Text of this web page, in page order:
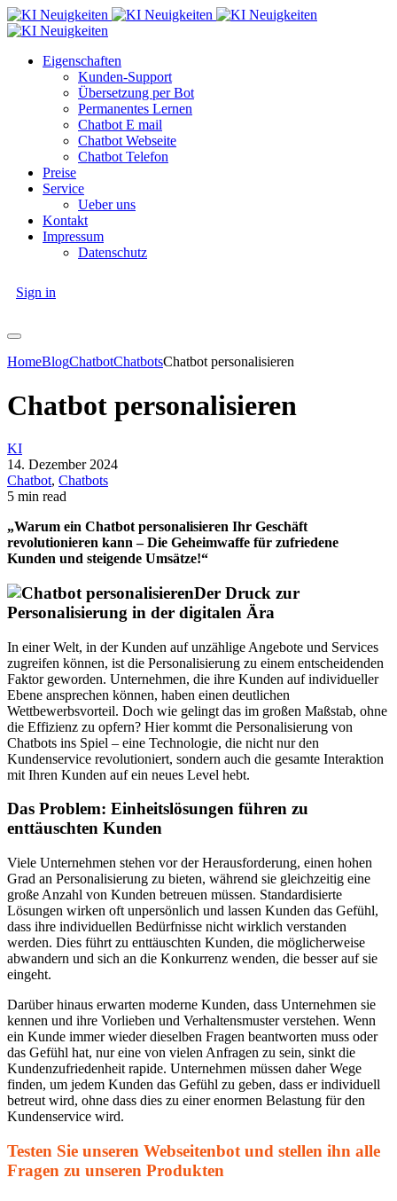
Eigenschaften
Kunden-Support
Übersetzung per Bot
Permanentes Lernen
Chatbot E mail
Chatbot Webseite
Chatbot Telefon
Preise
Service
Ueber uns
Kontakt
Impressum
Datenschutz
Sign in
HomeBlogChatbotChatbotsChatbot personalisieren
Chatbot personalisieren
KI
14. Dezember 2024
Chatbot, Chatbots
5 min read
„Warum ein Chatbot personalisieren Ihr Geschäft
revolutionieren kann – Die Geheimwaffe für zufriedene
Kunden und steigende Umsätze!“
Der Druck zur
Personalisierung in der digitalen Ära
In einer Welt, in der Kunden auf unzählige Angebote und Services
zugreifen können, ist die Personalisierung zu einem entscheidenden
Faktor geworden. Unternehmen, die ihre Kunden auf individueller
Ebene ansprechen können, haben einen deutlichen
Wettbewerbsvorteil. Doch wie gelingt das im großen Maßstab, ohne
die Effizienz zu opfern? Hier kommt die Personalisierung von
Chatbots ins Spiel – eine Technologie, die nicht nur den
Kundenservice revolutioniert, sondern auch die gesamte Interaktion
mit Ihren Kunden auf ein neues Level hebt.
Das Problem: Einheitslösungen führen zu
enttäuschten Kunden
Viele Unternehmen stehen vor der Herausforderung, einen hohen
Grad an Personalisierung zu bieten, während sie gleichzeitig eine
große Anzahl von Kunden betreuen müssen. Standardisierte
Lösungen wirken oft unpersönlich und lassen Kunden das Gefühl,
dass ihre individuellen Bedürfnisse nicht wirklich verstanden
werden. Dies führt zu enttäuschten Kunden, die möglicherweise
abwandern und sich an die Konkurrenz wenden, die besser auf sie
eingeht.
Darüber hinaus erwarten moderne Kunden, dass Unternehmen sie
kennen und ihre Vorlieben und Verhaltensmuster verstehen. Wenn
ein Kunde immer wieder dieselben Fragen beantworten muss oder
das Gefühl hat, nur eine von vielen Anfragen zu sein, sinkt die
Kundenzufriedenheit rapide. Unternehmen müssen daher Wege
finden, um jedem Kunden das Gefühl zu geben, dass er individuell
betreut wird, ohne dass dies zu einer enormen Belastung für den
Kundenservice wird.
Testen Sie unseren Webseitenbot und stellen ihn alle
Fragen zu unseren Produkten